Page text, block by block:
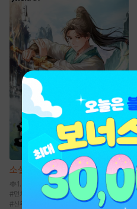
소설 환생 수선전 [단행본]
1.6만
#먼치킨 선협물 성장물
환생물
#신무협